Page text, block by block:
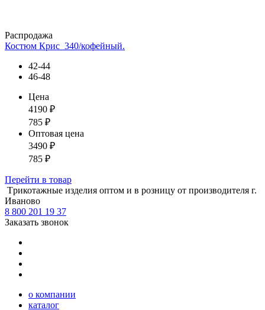
Распродажа
Костюм Крис_340/кофейный.
42-44
46-48
Цена
4190 ₽
785 ₽
Оптовая цена
3490 ₽
785 ₽
Перейти в товар
Tрикотажные изделия оптом и в розницу от производителя г.
Иваново
8 800 201 19 37
Заказать звонок
о компании
каталог